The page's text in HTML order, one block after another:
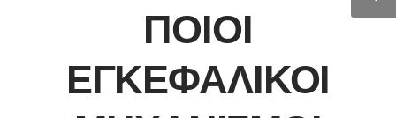
ΠΟΙΟΙ
ΕΓΚΕΦΑΛΙΚΟΊ